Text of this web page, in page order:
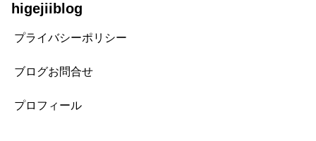
higejiiblog
プライバシーポリシー
ブログお問合せ
プロフィール